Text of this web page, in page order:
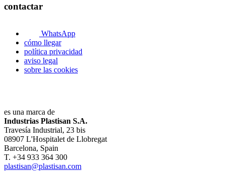
contactar
WhatsApp
cómo llegar
política privacidad
aviso legal
sobre las cookies
es una marca de
Industrias Plastisan S.A.
Travesía Industrial, 23 bis
08907 L'Hospitalet de Llobregat
Barcelona, Spain
T. +34 933 364 300
plastisan@plastisan.com